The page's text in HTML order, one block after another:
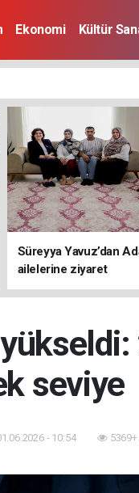
Ekonomi Kültür
Süreyya Yavuz’dan
ailelerine ziyaret
seviye
- 10:54 5369+